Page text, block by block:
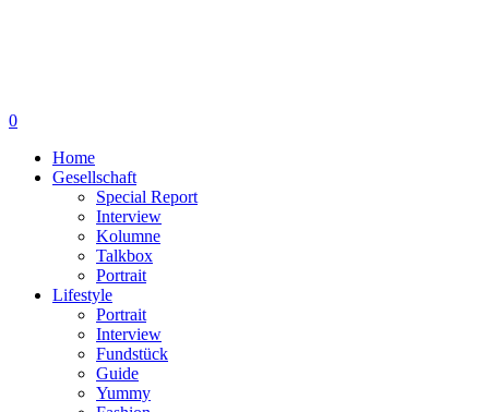
0
Home
Gesellschaft
Special Report
Interview
Kolumne
Talkbox
Portrait
Lifestyle
Portrait
Interview
Fundstück
Guide
Yummy